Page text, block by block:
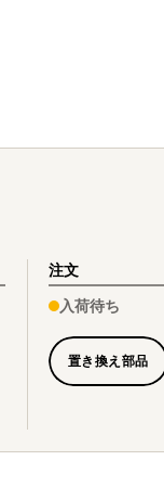
注文
入荷待ち
置き換え部品